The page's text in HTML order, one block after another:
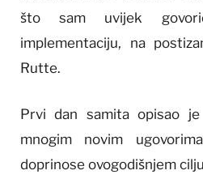
što sam uvijek
implementaciju, na
Rutte.
Prvi dan samita opisao
mnogim novim
doprinose ovogodišnjem